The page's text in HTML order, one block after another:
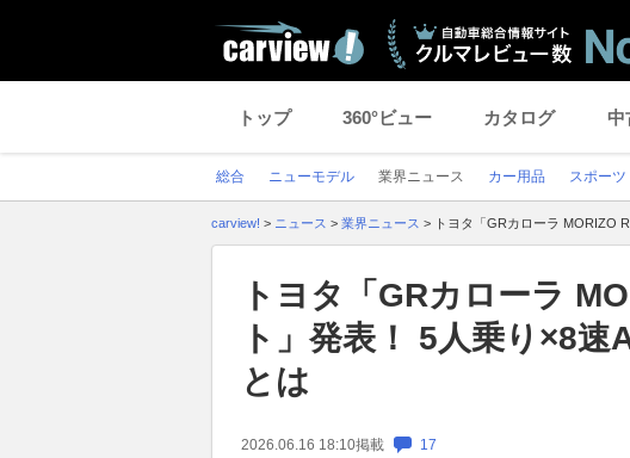
トップ 360°ビュー カタログ 中
総合 ニューモデル 業界ニュース カー用品 スポーツ
carview! > ニュース > 業界ニュース > トヨタ「GRカローラ MORIZO
トヨタ「GRカローラ
ト」発表！ 5人乗り×8
とは
2026.06.16 18:10掲載 17